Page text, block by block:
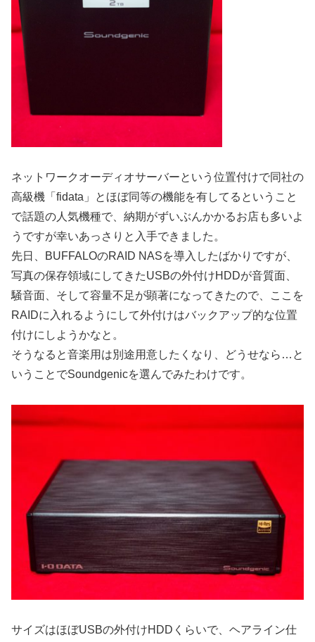
ネットワークオーディオサーバーという位置付けで同社の
高級機「fidata」とほぼ同等の機能を有してるということ
で話題の人気機種で、納期がずいぶんかかるお店も多いよ
うですが幸いあっさりと入手できました。
先日、BUFFALOのRAID NASを導入したばかりですが、
写真の保存領域にしてきたUSBの外付けHDDが音質面、
騒音面、そして容量不足が顕著になってきたので、ここを
RAIDに入れるようにして外付けはバックアップ的な位置
付けにしようかなと。
そうなると音楽用は別途用意したくなり、どうせなら…と
いうことでSoundgenicを選んでみたわけです。
サイズはほぼUSBの外付けHDDくらいで、ヘアライン仕